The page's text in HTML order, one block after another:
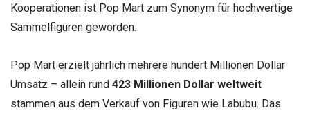
Kooperationen ist Pop Mart zum Synonym für hochwertige
Sammelfiguren geworden.
Pop Mart erzielt jährlich mehrere hundert Millionen Dollar
Umsatz – allein rund 423 Millionen Dollar weltweit
stammen aus dem Verkauf von Figuren wie Labubu. Das